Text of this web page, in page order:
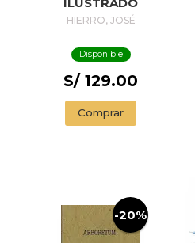
HIERRO, JOSÉ
Disponible
S/ 129.00
Comprar
-20%